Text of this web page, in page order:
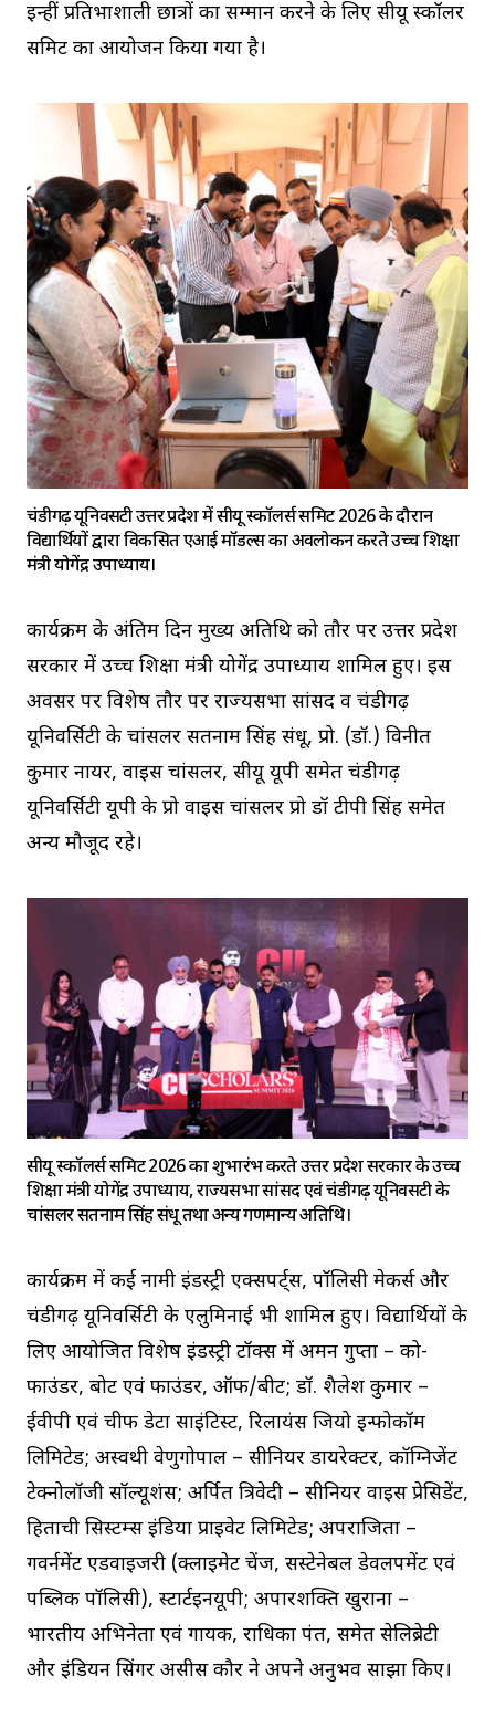
इन्हीं प्रतिभाशाली छात्रों का सम्मान करने के लिए सीयू स्कॉलर
समिट का आयोजन किया गया है।
चंडीगढ़ यूनिवर्सिटी उत्तर प्रदेश में सीयू स्कॉलर्स समिट 2026 के दौरान
विद्यार्थियों द्वारा विकसित एआई मॉडल्स का अवलोकन करते उच्च शिक्षा
मंत्री योगेंद्र उपाध्याय।
कार्यक्रम के अंतिम दिन मुख्य अतिथि को तौर पर उत्तर प्रदेश
सरकार में उच्च शिक्षा मंत्री योगेंद्र उपाध्याय शामिल हुए। इस
अवसर पर विशेष तौर पर राज्यसभा सांसद व चंडीगढ़
यूनिवर्सिटी के चांसलर सतनाम सिंह संधू, प्रो. (डॉ.) विनीत
कुमार नायर, वाइस चांसलर, सीयू यूपी समेत चंडीगढ़
यूनिवर्सिटी यूपी के प्रो वाइस चांसलर प्रो डॉ टीपी सिंह समेत
अन्य मौजूद रहे।
सीयू स्कॉलर्स समिट 2026 का शुभारंभ करते उत्तर प्रदेश सरकार के उच्च
शिक्षा मंत्री योगेंद्र उपाध्याय, राज्यसभा सांसद एवं चंडीगढ़ यूनिवर्सिटी के
चांसलर सतनाम सिंह संधू तथा अन्य गणमान्य अतिथि।
कार्यक्रम में कई नामी इंडस्ट्री एक्सपर्ट्स, पॉलिसी मेकर्स और
चंडीगढ़ यूनिवर्सिटी के एलुमिनाई भी शामिल हुए। विद्यार्थियों के
लिए आयोजित विशेष इंडस्ट्री टॉक्स में अमन गुप्ता – को-
फाउंडर, बोट एवं फाउंडर, ऑफ/बीट; डॉ. शैलेश कुमार –
ईवीपी एवं चीफ डेटा साइंटिस्ट, रिलायंस जियो इन्फोकॉम
लिमिटेड; अस्वथी वेणुगोपाल – सीनियर डायरेक्टर, कॉग्निजेंट
टेक्नोलॉजी सॉल्यूशंस; अर्पित त्रिवेदी – सीनियर वाइस प्रेसिडेंट,
हिताची सिस्टम्स इंडिया प्राइवेट लिमिटेड; अपराजिता –
गवर्नमेंट एडवाइजरी (क्लाइमेट चेंज, सस्टेनेबल डेवलपमेंट एवं
पब्लिक पॉलिसी), स्टार्टइनयूपी; अपारशक्ति खुराना –
भारतीय अभिनेता एवं गायक, राधिका पंत, समेत सेलिब्रेटी
और इंडियन सिंगर असीस कौर ने अपने अनुभव साझा किए।